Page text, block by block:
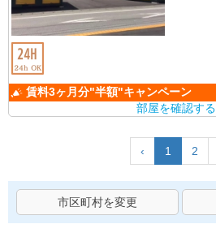
賃料3ヶ月分"半額"キャンペーン
部屋を確認する
‹ 1 2
市区町村を変更